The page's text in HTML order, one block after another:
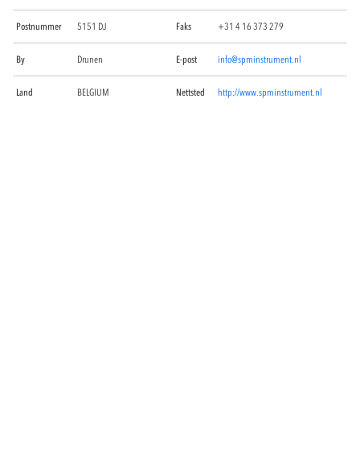
Postnummer 5151 DJ Faks +31 4 16 373 279
By Drunen E-post info@spminstrument.nl
Land BELGIUM Nettsted http://www.spminstrument.nl